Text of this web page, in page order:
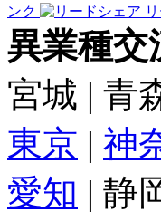
ンク
異業種交
宮城 | 青
東京 | 神
愛知 | 静